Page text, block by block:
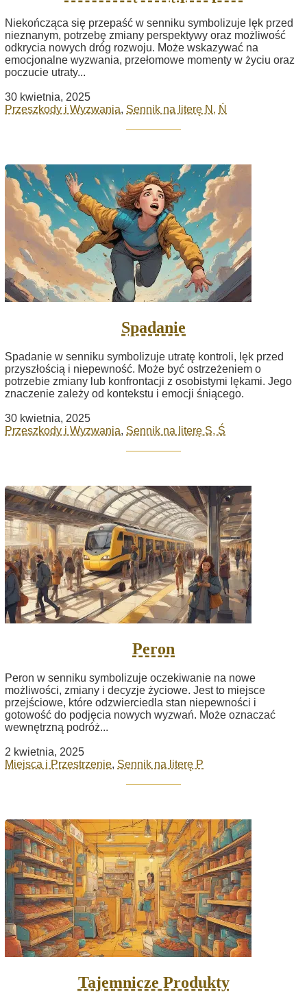
Niekończąca się przepaść w senniku symbolizuje lęk przed
nieznanym, potrzebę zmiany perspektywy oraz możliwość
odkrycia nowych dróg rozwoju. Może wskazywać na
emocjonalne wyzwania, przełomowe momenty w życiu oraz
poczucie utraty...
30 kwietnia, 2025
Przeszkody i Wyzwania, Sennik na literę N, Ń
Spadanie
Spadanie w senniku symbolizuje utratę kontroli, lęk przed
przyszłością i niepewność. Może być ostrzeżeniem o
potrzebie zmiany lub konfrontacji z osobistymi lękami. Jego
znaczenie zależy od kontekstu i emocji śniącego.
30 kwietnia, 2025
Przeszkody i Wyzwania, Sennik na literę S, Ś
Peron
Peron w senniku symbolizuje oczekiwanie na nowe
możliwości, zmiany i decyzje życiowe. Jest to miejsce
przejściowe, które odzwierciedla stan niepewności i
gotowość do podjęcia nowych wyzwań. Może oznaczać
wewnętrzną podróż...
2 kwietnia, 2025
Miejsca i Przestrzenie, Sennik na literę P
Tajemnicze Produkty